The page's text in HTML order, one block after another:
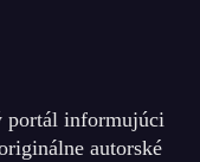
portál informujúci
autorské